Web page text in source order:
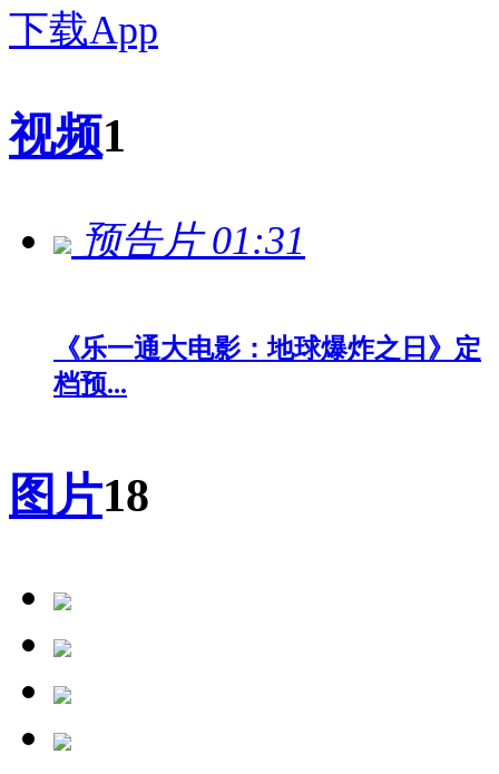
下载App
视频1
预告片 01:31
《乐一通大电影：地球爆炸之日》定
档预...
图片18